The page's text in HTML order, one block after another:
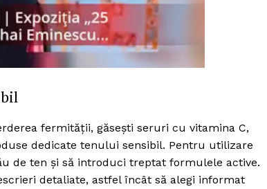
Proiecte editoriale
Rețea
Contact
fermității, găsești seruri cu vitamina C,
dedicate tenului sensibil. Pentru utilizare
de ten și să introduci treptat formulele active.
detaliate, astfel încât să alegi informat